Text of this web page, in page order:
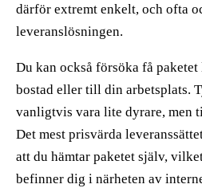
därför extremt enkelt, och ofta
leveranslösningen.
Du kan också försöka få
bostad eller till din arbetsplats.
vanligtvis vara lite dyrare, men
Det mest prisvärda
att du hämtar paketet själv,
befinner dig i närheten av